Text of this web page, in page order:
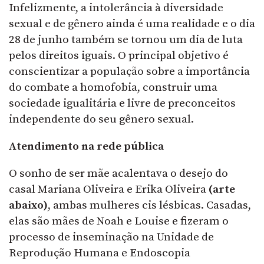
Infelizmente, a intolerância à diversidade
sexual e de gênero ainda é uma realidade e o dia
28 de junho também se tornou um dia de luta
pelos direitos iguais. O principal objetivo é
conscientizar a população sobre a importância
do combate a homofobia, construir uma
sociedade igualitária e livre de preconceitos
independente do seu gênero sexual.
Atendimento na rede pública
O sonho de ser mãe acalentava o desejo do
casal Mariana Oliveira e Erika Oliveira (arte
abaixo), ambas mulheres cis lésbicas. Casadas,
elas são mães de Noah e Louise e fizeram o
processo de inseminação na Unidade de
Reprodução Humana e Endoscopia